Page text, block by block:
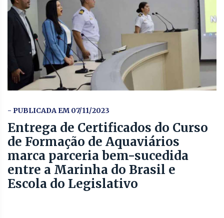
- PUBLICADA EM 07/11/2023
Entrega de Certificados do Curso
de Formação de Aquaviários
marca parceria bem-sucedida
entre a Marinha do Brasil e
Escola do Legislativo